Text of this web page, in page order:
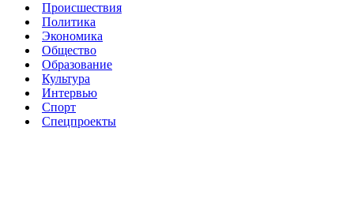
Происшествия
Политика
Экономика
Общество
Образование
Культура
Интервью
Спорт
Спецпроекты